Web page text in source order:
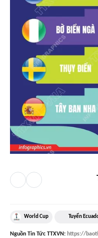
World Cup Tuyển
Nguồn Tin Tức TTXVN: https://